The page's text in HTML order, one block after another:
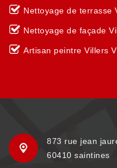
Nettoyage de terrasse
Nettoyage de façade
Artisan peintre Villers
873 rue jean
60410 saintines